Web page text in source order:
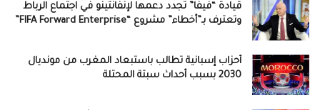
قيادة “فيفا” تجدد دعمها لإنفانتينو في اجتماع الرباط
وتعترف بـ”أخطاء” مشروع “FIFA Forward Enterprise”
أحزاب إسبانية تطالب باستبعاد المغرب من مونديال
2030 بسبب أحداث سبتة المحتلة